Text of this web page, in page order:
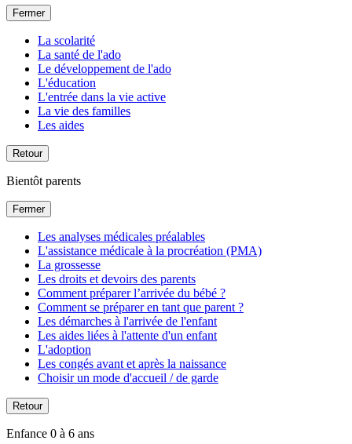
Fermer
La scolarité
La santé de l'ado
Le développement de l'ado
L'éducation
L'entrée dans la vie active
La vie des familles
Les aides
Retour
Bientôt parents
Fermer
Les analyses médicales préalables
L'assistance médicale à la procréation (PMA)
La grossesse
Les droits et devoirs des parents
Comment préparer l’arrivée du bébé ?
Comment se préparer en tant que parent ?
Les démarches à l'arrivée de l'enfant
Les aides liées à l'attente d'un enfant
L'adoption
Les congés avant et après la naissance
Choisir un mode d'accueil / de garde
Retour
Enfance 0 à 6 ans